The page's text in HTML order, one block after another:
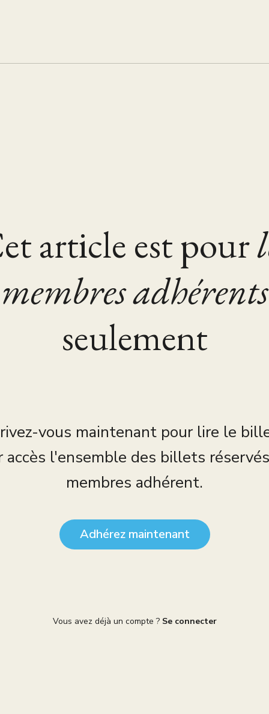
article est pour
membres adhérents
seulement
vous maintenant pour lire le
accès l'ensemble des billets
membres adhérent.
Adhérez maintenant
Vous avez déjà un compte ? Se connecter